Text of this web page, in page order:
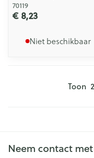
70119
€ 8,23
Niet beschikbaar
Toon
Neem contact